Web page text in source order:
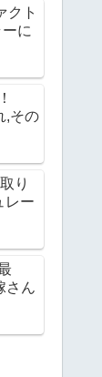
クト
に
,その
り
レー
さん